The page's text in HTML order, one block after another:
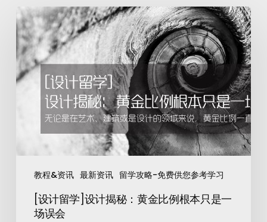
教程&资讯 最新资讯 留学攻略-免费供您参考学习
[设计留学]设计揭秘：黄金比例根本只是一
场误会